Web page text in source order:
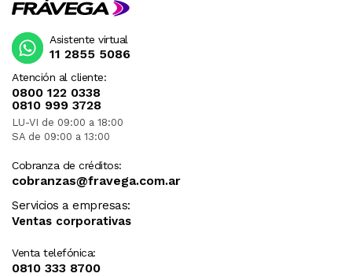
Atención al cliente:
0800 122 0338
0810 999 3728
LU-VI de 09:00 a 18:00
SA de 09:00 a 13:00
Cobranza de créditos:
cobranzas@fravega.com.ar
Servicios a empresas:
Ventas corporativas
Venta telefónica:
0810 333 8700
Asistente virtual
11 2855 5086